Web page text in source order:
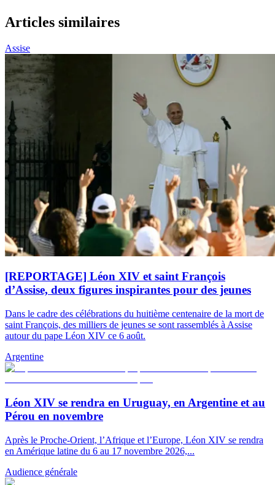
Articles similaires
Assise
[REPORTAGE] Léon XIV et saint François
d’Assise, deux figures inspirantes pour des jeunes
Dans le cadre des célébrations du huitième centenaire de la mort de
saint François, des milliers de jeunes se sont rassemblés à Assise
autour du pape Léon XIV ce 6 août.
Argentine
Léon XIV se rendra en Uruguay, en Argentine et au
Pérou en novembre
Après le Proche-Orient, l’Afrique et l’Europe, Léon XIV se rendra
en Amérique latine du 6 au 17 novembre 2026,...
Audience générale